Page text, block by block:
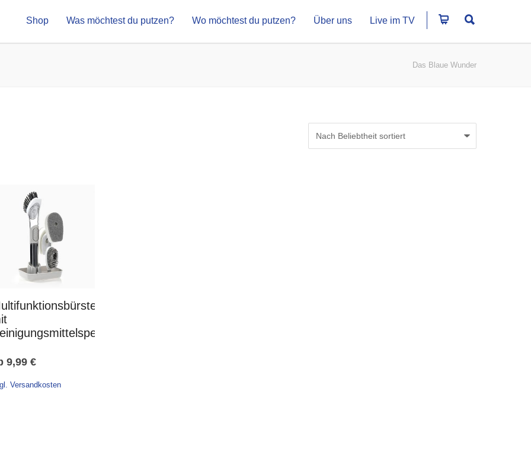
Shop Was möchtest du putzen? Wo möchtest du putzen? Über uns Live im TV
Das Blaue Wunder
9,99 €
Versandkosten